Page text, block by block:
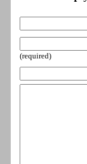
(required)